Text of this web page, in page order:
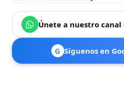
Únete a nuestro canal
G Síguenos en